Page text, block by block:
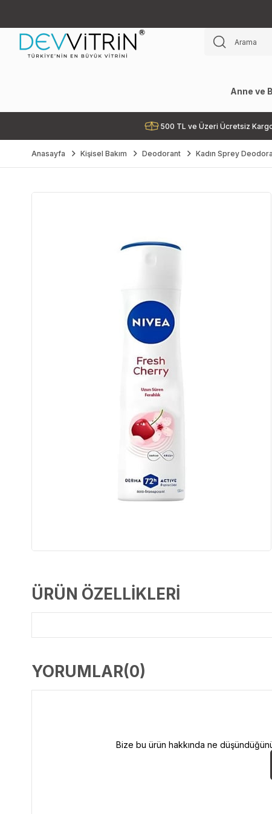
Anne ve
500 TL ve Üzeri Ücretsiz
Anasayfa Kişisel Bakım Deodorant Kadın Sprey
ÜRÜN ÖZELLIKLERI
YORUMLAR(0)
Bize bu ürün hakkında ne